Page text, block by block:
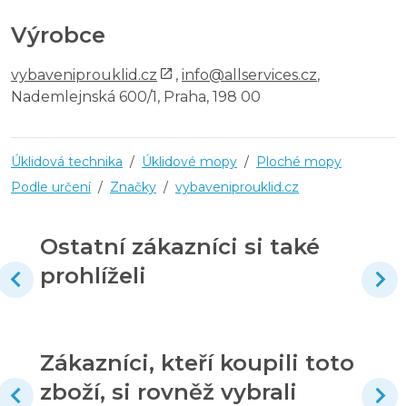
Výrobce
vybaveniprouklid.cz , info@allservices.cz,
Nademlejnská 600/1, Praha, 198 00
Úklidová technika / Úklidové mopy / Ploché mopy
Podle určení / Značky / vybaveniprouklid.cz
Ostatní zákazníci si také
prohlíželi
Zákazníci, kteří koupili toto
zboží, si rovněž vybrali